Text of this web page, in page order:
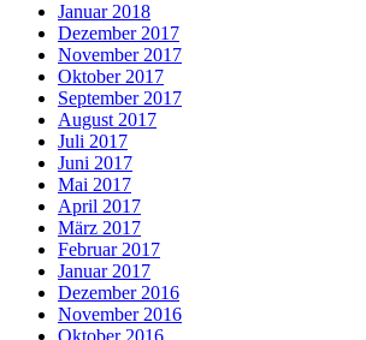
Januar 2018
Dezember 2017
November 2017
Oktober 2017
September 2017
August 2017
Juli 2017
Juni 2017
Mai 2017
April 2017
März 2017
Februar 2017
Januar 2017
Dezember 2016
November 2016